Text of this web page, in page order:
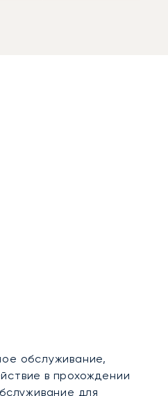
обслуживание,
в прохождении
для